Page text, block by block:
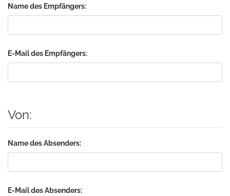
Name des Empfängers:
E-Mail des Empfängers:
Von:
Name des Absenders:
E-Mail des Absenders: